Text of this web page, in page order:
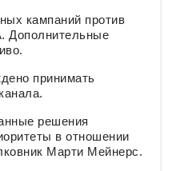
кампаний против
Дополнительные
принимать
решения
в отношении
Марти Мейнерс.